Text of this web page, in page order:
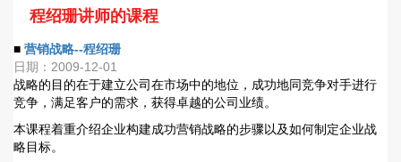
程绍珊讲师的课程
■ 营销战略--程绍珊
日期：2009-12-01
战略的目的在于建立公司在市场中的地位，成功地同竞争对手进行
竞争，满足客户的需求，获得卓越的公司业绩。
本课程着重介绍企业构建成功营销战略的步骤以及如何制定企业战
略目标。